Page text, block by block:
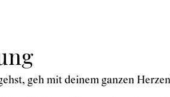
geh mit deinem ganzen